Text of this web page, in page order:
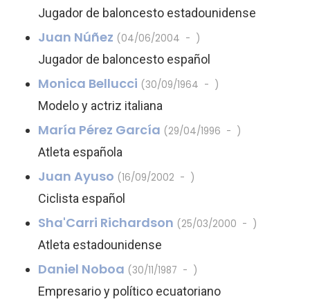
Jugador de baloncesto estadounidense
Juan Núñez (04/06/2004 - )
Jugador de baloncesto español
Monica Bellucci (30/09/1964 - )
Modelo y actriz italiana
María Pérez García (29/04/1996 - )
Atleta española
Juan Ayuso (16/09/2002 - )
Ciclista español
Sha'Carri Richardson (25/03/2000 - )
Atleta estadounidense
Daniel Noboa (30/11/1987 - )
Empresario y político ecuatoriano